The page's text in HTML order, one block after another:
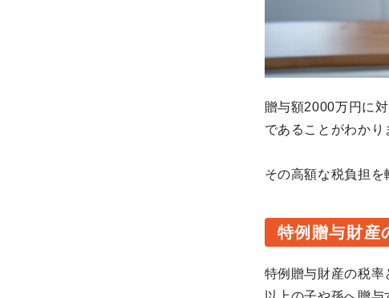
贈与額2000万円に
であることがわかり
その高額な税負担を
特例贈与財産
特例贈与財産の税